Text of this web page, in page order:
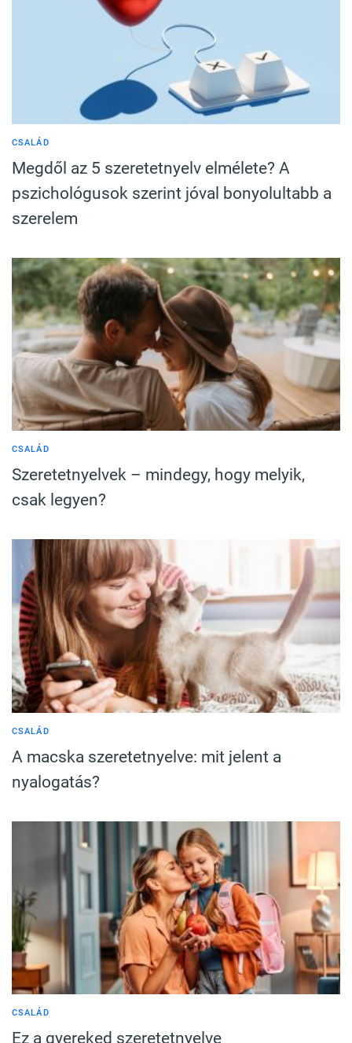
CSALÁD
Megdől az 5 szeretetnyelv elmélete? A
pszichológusok szerint jóval bonyolultabb a
szerelem
CSALÁD
Szeretetnyelvek – mindegy, hogy melyik,
csak legyen?
CSALÁD
A macska szeretetnyelve: mit jelent a
nyalogatás?
CSALÁD
Ez a gyereked szeretetnyelve